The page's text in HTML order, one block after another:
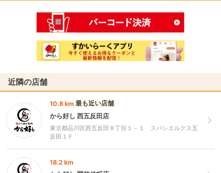
近隣の店舗
10.8 km 最も近い店舗
から好し 西五反田店
東京都品川区西五反田８丁目１－１ スパシエルクス五
反田１Ｆ
18.2 km